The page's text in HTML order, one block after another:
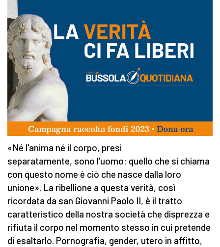
«Né l'anima né il corpo, presi
separatamente, sono l'uomo: quello che si chiama
con questo nome è ciò che nasce dalla loro
unione». La ribellione a questa verità, così
ricordata da san Giovanni Paolo II, è il tratto
caratteristico della nostra società che disprezza e
rifiuta il corpo nel momento stesso in cui pretende
di esaltarlo. Pornografia, gender, utero in affitto,